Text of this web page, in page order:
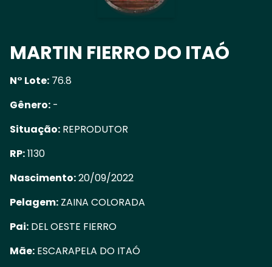
MARTIN FIERRO DO ITAÓ
N° Lote: 76.8
Gênero: -
Situação: REPRODUTOR
RP:1130
Nascimento:20/09/2022
Pelagem: ZAINA COLORADA
Pai: DEL OESTE FIERRO
Mãe: ESCARAPELA DO ITAÓ